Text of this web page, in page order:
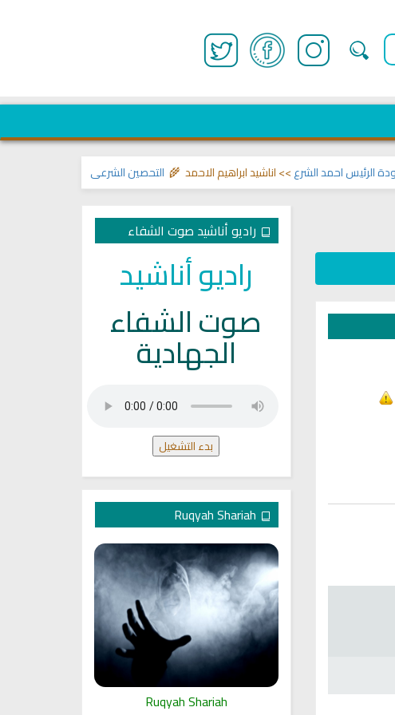
التحصين الشرعي للبيت من إيذاءات احمد الشرع>> اناشيد ابراهيم الاحمد 🌾
راديو أناشيد صوت الشفاء
راديو أناشيد
صوت الشفاء
الجهادية
بدء التشغيل
Ruqyah Shariah